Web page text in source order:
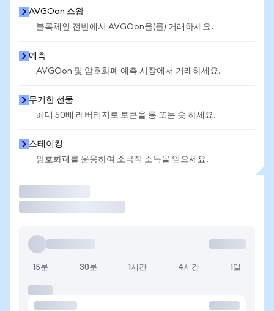
AVGOon 스왑
블록체인 전반에서 AVGOon을(를) 거래하세요.
예측
AVGOon 및 암호화폐 예측 시장에서 거래하세요.
무기한 선물
최대 50배 레버리지로 토큰을 롱 또는 숏 하세요.
스테이킹
암호화폐를 운용하여 소극적 소득을 얻으세요.
15분 30분 1시간 4시간 1일